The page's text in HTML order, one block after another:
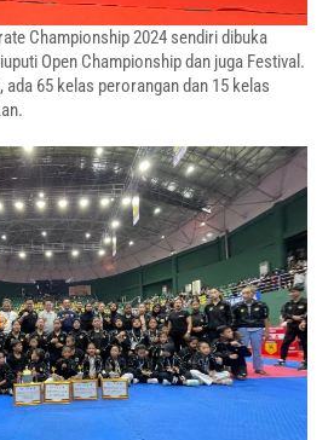
Championship 2024 sendiri dibuka
Open Championship dan juga Festival.
65 kelas perorangan dan 15 kelas